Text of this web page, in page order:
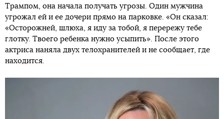
Трампом, она начала получать угрозы. Один мужчина
угрожал ей и ее дочери прямо на парковке. «Он сказал:
«Осторожней, шлюха, я иду за тобой, я перережу тебе
глотку. Твоего ребенка нужно усыпить». После этого
актриса наняла двух телохранителей и не сообщает, где
находится.